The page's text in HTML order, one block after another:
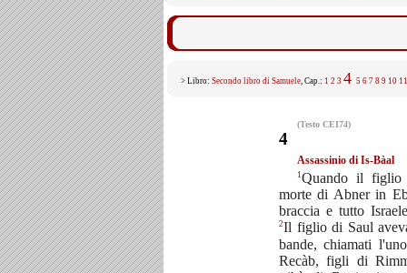
> Libro: Secondo libro di Samuele, Cap.: 1 2 3 4 5 6 7 8 9 10 11
(Testo CEI74)
4
Assassinio di Is-Bàal
1Quando il figlio
morte di Abner in
braccia e tutto
2Il figlio di Saul
bande, chiamati
Recàb, figli di